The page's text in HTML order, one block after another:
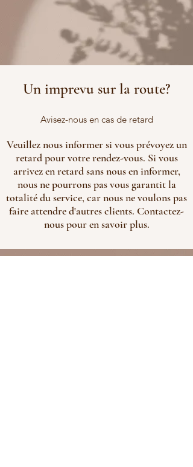
Un imprevu sur la route?
Avisez-nous en cas de retard
Veuillez nous informer si vous prévoyez un
retard pour votre rendez-vous. Si vous
arrivez en retard sans nous en informer,
nous ne pourrons pas vous garantit la
totalité du service, car nous ne voulons pas
faire attendre d'autres clients. Contactez-
nous pour en savoir plus.